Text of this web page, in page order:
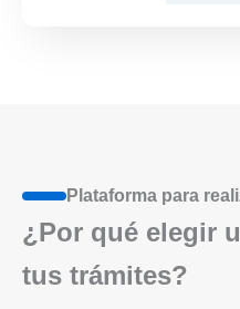
Plataforma para
¿Por qué elegir
tus trámites?